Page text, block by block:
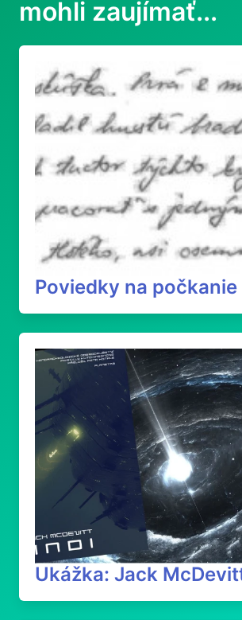
mohli zaujímať...
Poviedky na počkanie
Ukážka: Jack